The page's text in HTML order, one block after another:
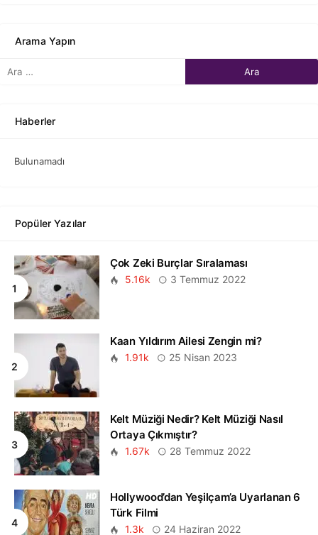
Arama Yapın
Haberler
Bulunamadı
Popüler Yazılar
Çok Zeki Burçlar Sıralaması
5.16k 3 Temmuz 2022
Kaan Yıldırım Ailesi Zengin mi?
1.91k 25 Nisan 2023
Kelt Müziği Nedir? Kelt Müziği Nasıl
Ortaya Çıkmıştır?
1.67k 28 Temmuz 2022
Hollywood’dan Yeşilçam’a Uyarlanan 6
Türk Filmi
1.3k 24 Haziran 2022